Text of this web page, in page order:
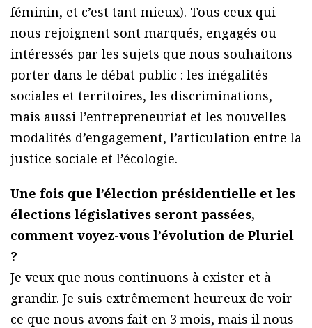
féminin, et c’est tant mieux). Tous ceux qui
nous rejoignent sont marqués, engagés ou
intéressés par les sujets que nous souhaitons
porter dans le débat public : les inégalités
sociales et territoires, les discriminations,
mais aussi l’entrepreneuriat et les nouvelles
modalités d’engagement, l’articulation entre la
justice sociale et l’écologie.
Une fois que l’élection présidentielle et les
élections législatives seront passées,
comment voyez-vous l’évolution de Pluriel
?
Je veux que nous continuons à exister et à
grandir. Je suis extrêmement heureux de voir
ce que nous avons fait en 3 mois, mais il nous